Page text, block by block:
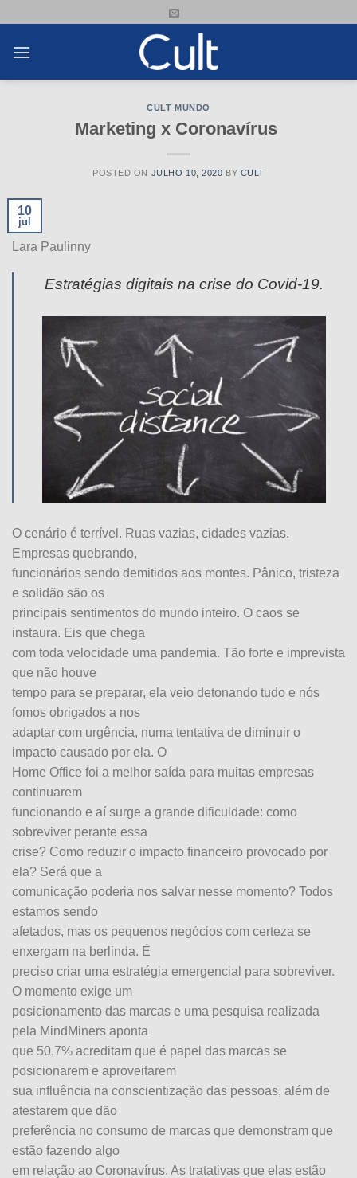
content
CULT MUNDO
Marketing x Coronavírus
POSTED ON JULHO 10, 2020 BY CULT
10
jul
Lara Paulinny
Estratégias digitais na crise do Covid-19.
O cenário é terrível. Ruas vazias, cidades vazias.
Empresas quebrando,
funcionários sendo demitidos aos montes. Pânico, tristeza
e solidão são os
principais sentimentos do mundo inteiro. O caos se
instaura. Eis que chega
com toda velocidade uma pandemia. Tão forte e imprevista
que não houve
tempo para se preparar, ela veio detonando tudo e nós
fomos obrigados a nos
adaptar com urgência, numa tentativa de diminuir o
impacto causado por ela. O
Home Office foi a melhor saída para muitas empresas
continuarem
funcionando e aí surge a grande dificuldade: como
sobreviver perante essa
crise? Como reduzir o impacto financeiro provocado por
ela? Será que a
comunicação poderia nos salvar nesse momento? Todos
estamos sendo
afetados, mas os pequenos negócios com certeza se
enxergam na berlinda. É
preciso criar uma estratégia emergencial para sobreviver.
O momento exige um
posicionamento das marcas e uma pesquisa realizada
pela MindMiners aponta
que 50,7% acreditam que é papel das marcas se
posicionarem e aproveitarem
sua influência na conscientização das pessoas, além de
atestarem que dão
preferência no consumo de marcas que demonstram que
estão fazendo algo
em relação ao Coronavírus. As tratativas que elas estão